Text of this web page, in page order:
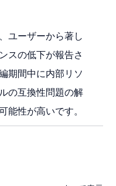
ユーザーから著し
スの低下が報告さ
期間中に内部リソ
の互換性問題の解
能性が高いです。